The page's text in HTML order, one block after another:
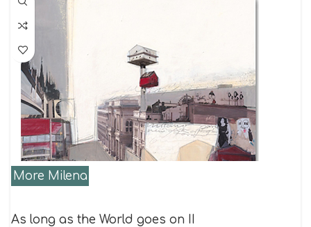
More Milena
As long as the World goes on II